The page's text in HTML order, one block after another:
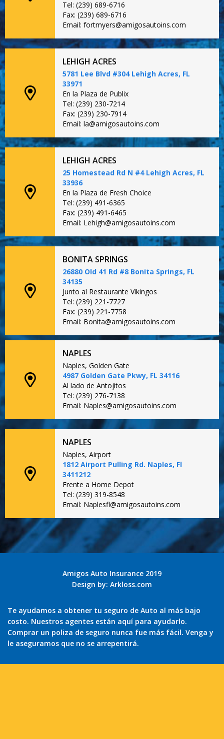
Tel: (239) 689-6716
Fax: (239) 689-6716
Email: fortmyers@amigosautoins.com
LEHIGH ACRES
5781 Lee Blvd #304 Lehigh Acres, FL
33971
En la Plaza de Publix
Tel: (239) 230-7214
Fax: (239) 230-7914
Email: la@amigosautoins.com
LEHIGH ACRES
25 Homestead Rd N #4 Lehigh Acres, FL
33936
En la Plaza de Fresh Choice
Tel: (239) 491-6365
Fax: (239) 491-6465
Email: Lehigh@amigosautoins.com
BONITA SPRINGS
26880 Old 41 Rd #8 Bonita Springs, FL
34135
Junto al Restaurante Vikingos
Tel: (239) 221-7727
Fax: (239) 221-7758
Email: Bonita@amigosautoins.com
NAPLES
Naples, Golden Gate
4987 Golden Gate Pkwy, FL 34116
Al lado de Antojitos
Tel: (239) 276-7138
Email: Naples@amigosautoins.com
NAPLES
Naples, Airport
1812 Airport Pulling Rd. Naples, Fl
3411212
Frente a Home Depot
Tel: (239) 319-8548
Email: Naplesfl@amigosautoins.com
Amigos Auto Insurance 2019
Design by: Arkloss.com
Te ayudamos a obtener tu seguro de Auto al más bajo
costo. Nuestros agentes están aquí para ayudarlo.
Comprar un poliza de seguro nunca fue más fácil. Venga y
le aseguramos que no se arrepentirá.